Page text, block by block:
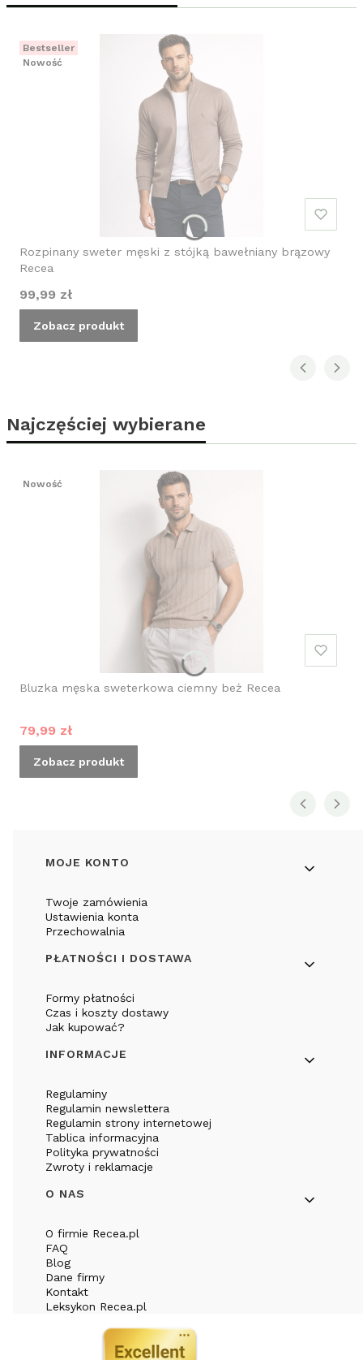
Bestseller
Nowość
Rozpinany sweter męski z stójką bawełniany brązowy
Recea
Cena
99,99 zł
Zobacz produkt
Najczęściej wybierane
Nowość
Bluzka męska sweterkowa ciemny beż Recea
Cena promocyjna
79,99 zł
Zobacz produkt
Linki w stopce
MOJE KONTO
Twoje zamówienia
Ustawienia konta
Przechowalnia
PŁATNOŚCI I DOSTAWA
Formy płatności
Czas i koszty dostawy
Jak kupować?
INFORMACJE
Regulaminy
Regulamin newslettera
Regulamin strony internetowej
Tablica informacyjna
Polityka prywatności
Zwroty i reklamacje
O NAS
O firmie Recea.pl
FAQ
Blog
Dane firmy
Kontakt
Leksykon Recea.pl